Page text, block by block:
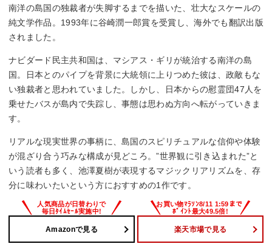
南洋の島国の独裁者が失脚するまでを描いた、壮大なスケールの
純文学作品。1993年に谷崎潤一郎賞を受賞し、海外でも翻訳出版
されました。
ナビダード民主共和国は、マシアス・ギリが統治する南洋の島
国。日本とのパイプを背景に大統領に上りつめた彼は、政敵もな
い独裁者と思われていました。しかし、日本からの慰霊団47人を
乗せたバスが島内で失踪し、事態は思わぬ方向へ転がっていきま
す。
リアルな現実世界の事柄に、島国のスピリチュアルな信仰や体験
が混ざり合う巧みな構成が見どころ。”世界観に引き込まれた”と
いう読者も多く、池澤夏樹が表現するマジックリアリズムを、存
分に味わいたいという方におすすめの1作です。
Amazonで見る 楽天市場で見る